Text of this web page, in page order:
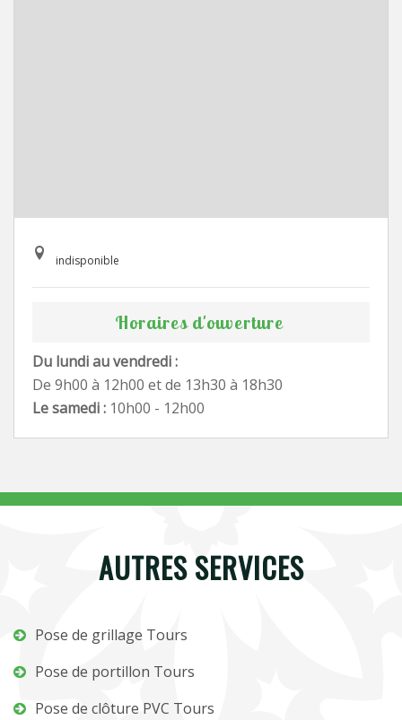
indisponible
Horaires d'ouverture
Du lundi au vendredi :
De 9h00 à 12h00 et de 13h30 à 18h30
Le samedi : 10h00 - 12h00
AUTRES SERVICES
Pose de grillage Tours
Pose de portillon Tours
Pose de clôture PVC Tours